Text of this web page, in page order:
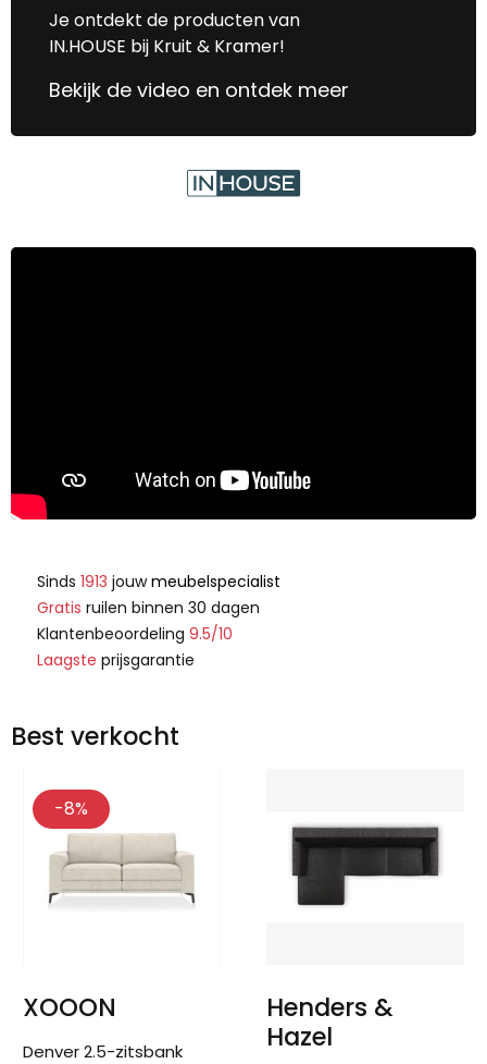
Je ontdekt de producten van
IN.HOUSE bij Kruit & Kramer!
Bekijk de video en ontdek meer
Sinds 1913 jouwmeubelspecialist
Gratis ruilen binnen 30 dagen
Klantenbeoordeling 9.5/10
Laagste prijsgarantie
Best verkocht
-8%
XOOON
Denver 2.5-zitsbank
Henders &
Hazel